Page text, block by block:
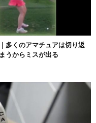
多くのアマチュアは切り返
うからミスが出る